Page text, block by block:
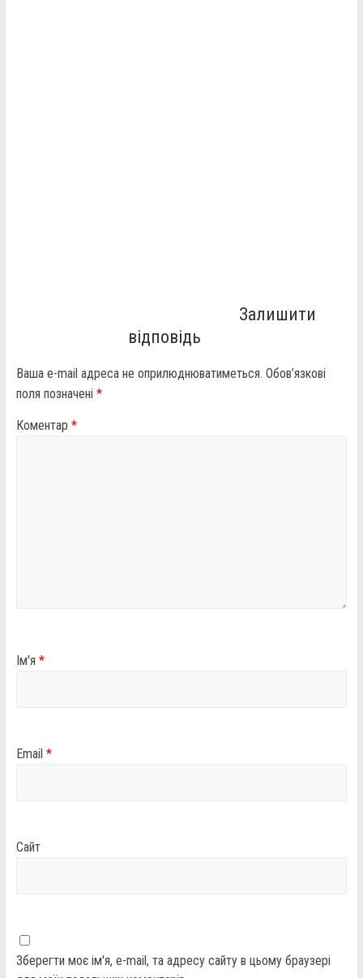
Залишити
відповідь
Ваша e-mail адреса не оприлюднюватиметься. Обов’язкові
поля позначені *
Коментар *
Ім'я *
Email *
Сайт
Зберегти моє ім'я, e-mail, та адресу сайту в цьому браузері